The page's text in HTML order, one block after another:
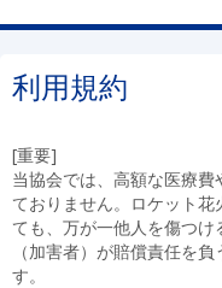
利用規約
[重要]
当協会では、高額な医療
ておりません。ロケット
ても、万が一他人を傷つ
（加害者）が賠償責任を
す。